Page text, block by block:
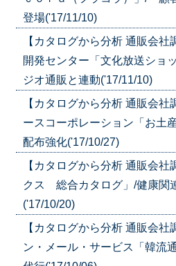
登場('17/11/10)
【カタログから分析 通販会
開発センター「文化放送ショ
ジオ通販と連動('17/11/10)
【カタログから分析 通販会
ースコーポレーション「お土
配布強化('17/10/27)
【カタログから分析 通販会
クス 総合カタログ」/健康関
('17/10/20)
【カタログから分析 通販会
ン・メール・サービス「韓流